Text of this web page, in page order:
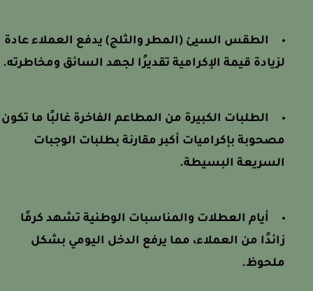
الطقس السيئ (المطر والثلج) يدفع العملاء عادة
لزيادة قيمة الإكرامية تقديرًا لجهد السائق ومخاطرته.
الطلبات الكبيرة من المطاعم الفاخرة غالبًا ما تكون
مصحوبة بإكراميات أكبر مقارنة بطلبات الوجبات
السريعة البسيطة.
أيام العطلات والمناسبات الوطنية تشهد كرمًا
زائدًا من العملاء، مما يرفع الدخل اليومي بشكل
ملحوظ.